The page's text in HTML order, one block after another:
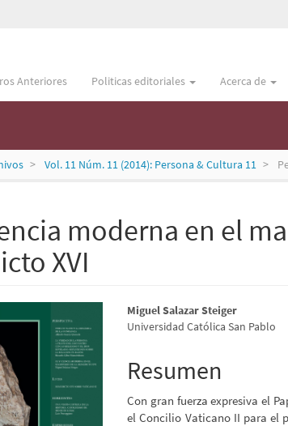
Anteriores Politicas editoriales Acerca de
Vol. 11 Núm. 11 (2014): Persona & Cultura 11
moderna en el
XVI
Contenido
principal
del
artículo
Miguel Salazar Steiger
Universidad Católica San Pablo
Resumen
Con gran fuerza expresiva el
el Concilio Vaticano II para el